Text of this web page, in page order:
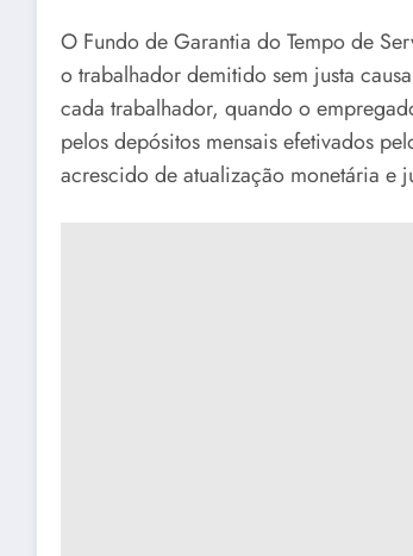
O Fundo de Garantia do Tempo de
o trabalhador demitido sem justa
cada trabalhador, quando o
pelos depósitos mensais efetivados
acrescido de atualização monetária e